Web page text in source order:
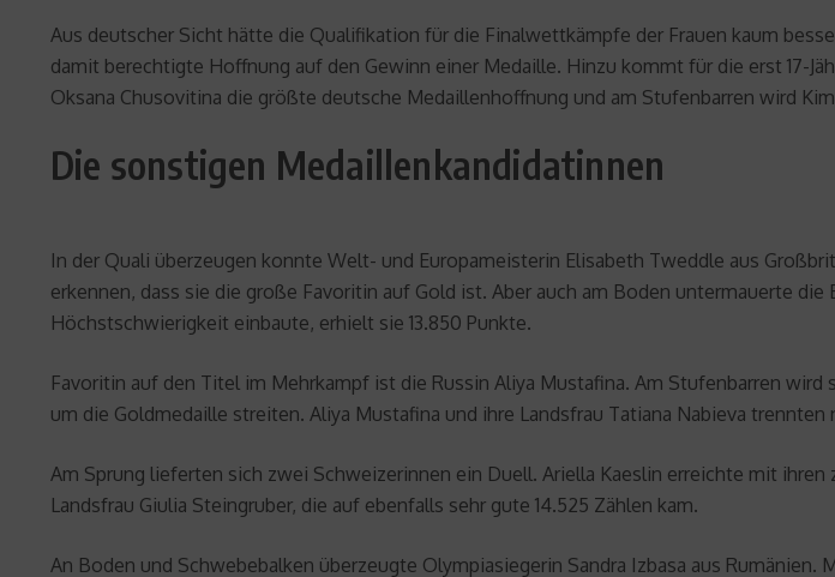
Aus deutscher Sicht hätte die Qualifikation für die Finalwettkämpfe der Frauen kaum
damit berechtigte Hoffnung auf den Gewinn einer Medaille. Hinzu kommt für die erst 17-
Oksana Chusovitina die größte deutsche Medaillenhoffnung und am Stufenbarren wird
Die sonstigen Medaillenkandidatinnen
In der Quali überzeugen konnte Welt- und Europameisterin Elisabeth Tweddle aus
erkennen, dass sie die große Favoritin auf Gold ist. Aber auch am Boden untermauerte
Höchstschwierigkeit einbaute, erhielt sie 13.850 Punkte.
Favoritin auf den Titel im Mehrkampf ist die Russin Aliya Mustafina. Am Stufenbarren
um die Goldmedaille streiten. Aliya Mustafina und ihre Landsfrau Tatiana Nabieva trennten
Am Sprung lieferten sich zwei Schweizerinnen ein Duell. Ariella Kaeslin erreichte mit
Landsfrau Giulia Steingruber, die auf ebenfalls sehr gute 14.525 Zählen kam.
An Boden und Schwebebalken überzeugte Olympiasiegerin Sandra Izbasa aus